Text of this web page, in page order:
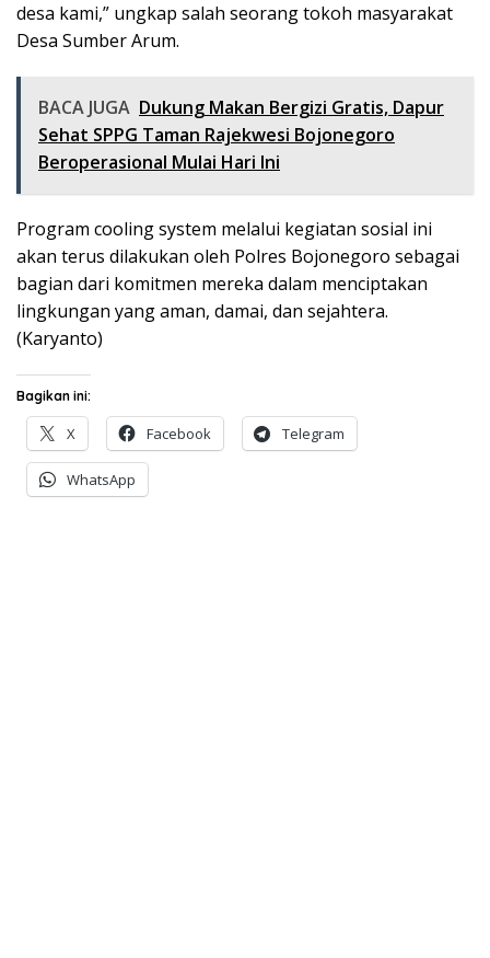
desa kami,” ungkap salah seorang tokoh masyarakat
Desa Sumber Arum.
BACA JUGA Dukung Makan Bergizi Gratis, Dapur
Sehat SPPG Taman Rajekwesi Bojonegoro
Beroperasional Mulai Hari Ini
Program cooling system melalui kegiatan sosial ini
akan terus dilakukan oleh Polres Bojonegoro sebagai
bagian dari komitmen mereka dalam menciptakan
lingkungan yang aman, damai, dan sejahtera.
(Karyanto)
Bagikan ini:
X Facebook Telegram
WhatsApp